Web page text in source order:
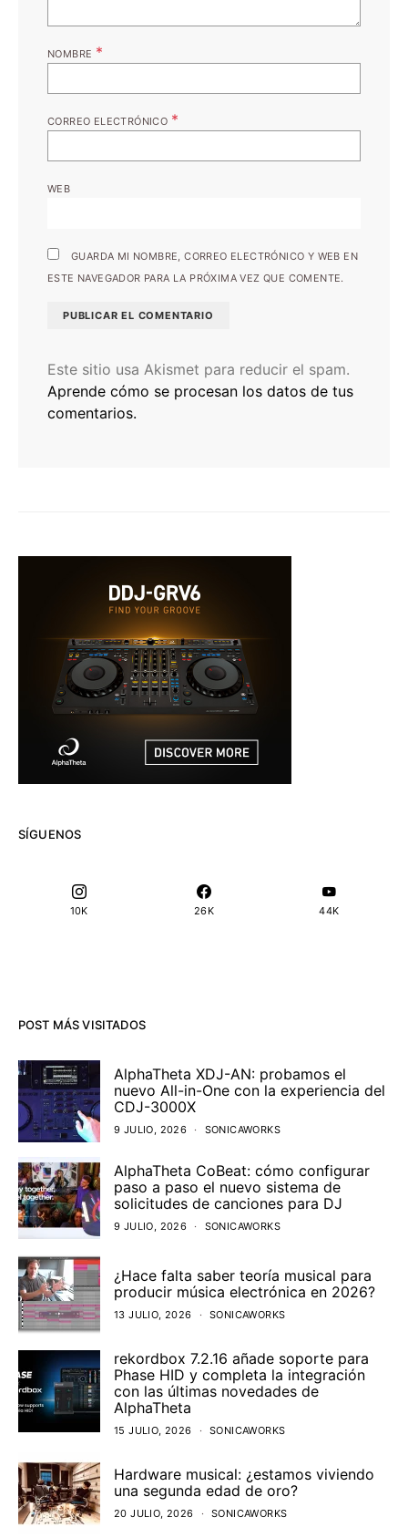
NOMBRE *
CORREO ELECTRÓNICO *
WEB
GUARDA MI NOMBRE, CORREO ELECTRÓNICO Y WEB EN
ESTE NAVEGADOR PARA LA PRÓXIMA VEZ QUE COMENTE.
Este sitio usa Akismet para reducir el spam.
Aprende cómo se procesan los datos de tus
comentarios.
SÍGUENOS
10K 26K 44K
POST MÁS VISITADOS
AlphaTheta XDJ-AN: probamos el
nuevo All-in-One con la experiencia del
CDJ-3000X
9 JULIO, 2026 SONICAWORKS
AlphaTheta CoBeat: cómo configurar
paso a paso el nuevo sistema de
solicitudes de canciones para DJ
9 JULIO, 2026 SONICAWORKS
¿Hace falta saber teoría musical para
producir música electrónica en 2026?
13 JULIO, 2026 SONICAWORKS
rekordbox 7.2.16 añade soporte para
Phase HID y completa la integración
con las últimas novedades de
AlphaTheta
15 JULIO, 2026 SONICAWORKS
Hardware musical: ¿estamos viviendo
una segunda edad de oro?
20 JULIO, 2026 SONICAWORKS